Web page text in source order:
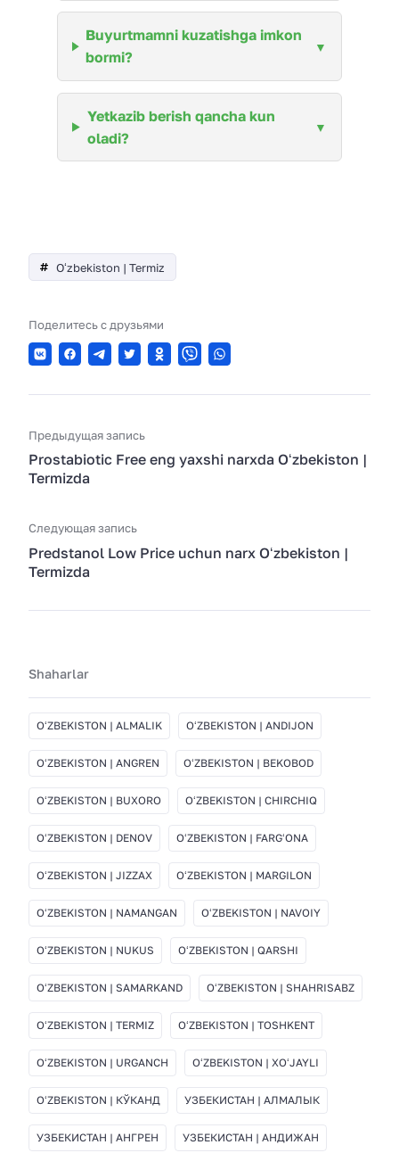
Buyurtmamni kuzatishga imkon
bormi?
Yetkazib berish qancha kun
oladi?
Oʻzbekiston | Termiz
Поделитесь с друзьями
Предыдущая запись
Prostabiotic Free eng yaxshi narxda Oʻzbekiston |
Termizda
Следующая запись
Predstanol Low Price uchun narx Oʻzbekiston |
Termizda
Shaharlar
OʻZBEKISTON | ALMALIK OʻZBEKISTON | ANDIJON
OʻZBEKISTON | ANGREN OʻZBEKISTON | BEKOBOD
OʻZBEKISTON | BUXORO OʻZBEKISTON | CHIRCHIQ
OʻZBEKISTON | DENOV OʻZBEKISTON | FARGʻONA
OʻZBEKISTON | JIZZAX OʻZBEKISTON | MARGILON
OʻZBEKISTON | NAMANGAN OʻZBEKISTON | NAVOIY
OʻZBEKISTON | NUKUS OʻZBEKISTON | QARSHI
OʻZBEKISTON | SAMARKAND OʻZBEKISTON | SHAHRISABZ
OʻZBEKISTON | TERMIZ OʻZBEKISTON | TOSHKENT
OʻZBEKISTON | URGANCH OʻZBEKISTON | XOʻJAYLI
OʻZBEKISTON | КЎКАНД УЗБЕКИСТАН | АЛМАЛЫК
УЗБЕКИСТАН | АНГРЕН УЗБЕКИСТАН | АНДИЖАН